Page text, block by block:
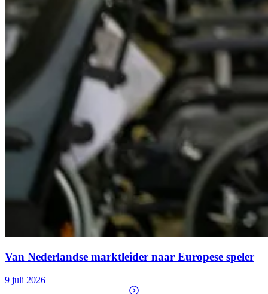
Van Nederlandse marktleider naar Europese speler
9 juli 2026